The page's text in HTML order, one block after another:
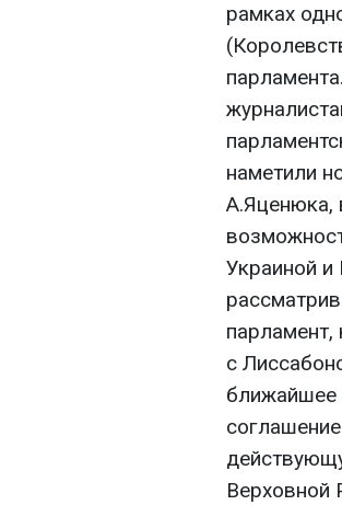
рамках
наметили
А.Яценюка,
Украиной и
парламент,
с
ближайшее
Верховной